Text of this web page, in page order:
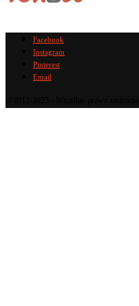
Facebook
Instagram
Pinterest
Email